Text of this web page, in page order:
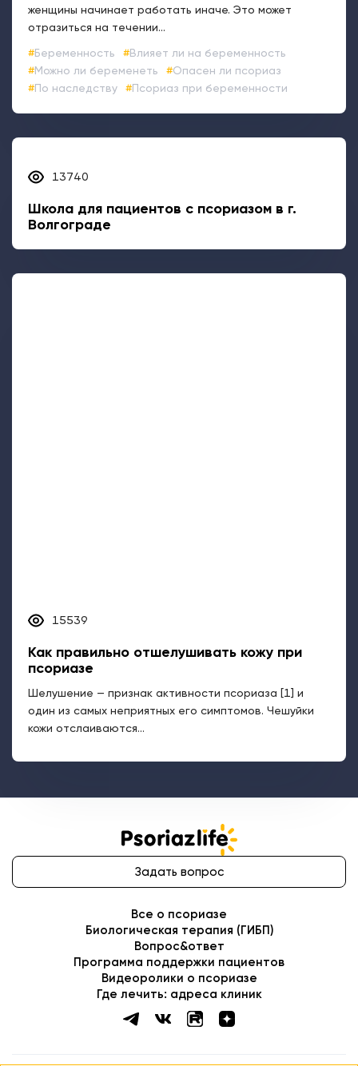
женщины начинает работать иначе. Это может
отразиться на течении...
Беременность
Влияет ли на беременность
Можно ли беременеть
Опасен ли псориаз
По наследству
Псориаз при беременности
13740
Школа для пациентов с псориазом в г.
Волгограде
15539
Как правильно отшелушивать кожу при
псориазе
Шелушение — признак активности псориаза [1] и
один из самых неприятных его симптомов. Чешуйки
кожи отслаиваются...
Задать вопрос
Все о псориазе
Биологическая терапия (ГИБП)
Вопрос&ответ
Программа поддержки пациентов
Видеоролики о псориазе
Где лечить: адреса клиник